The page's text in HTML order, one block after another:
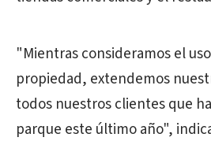
"Mientras consideramos el
propiedad, extendemos
todos nuestros clientes que
parque este último año",